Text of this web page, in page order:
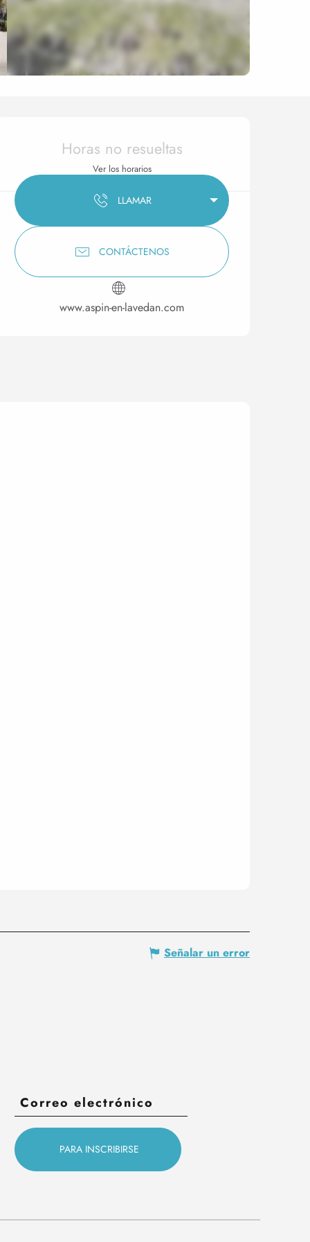
y datos de
Horas no resueltas
Ver los horarios
LLAMAR
CONTÁCTENOS
www.aspin-en-lavedan.com
Señalar un error